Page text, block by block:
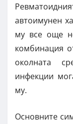
автоимунен
му все още
комбинация
околната
инфекции
му.
Основните